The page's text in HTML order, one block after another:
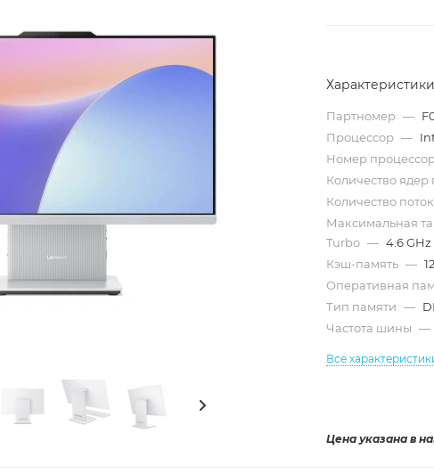
Характеристики
Партномер —
Процессор —
Номер
Количество ядер
Количество
Максимальная
Turbo — 4.6 GHz
Кэш-память —
Оперативная
Тип памяти —
Частота шины —
Все
Цена указана в